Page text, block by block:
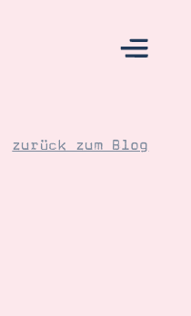
zurück zum Blog